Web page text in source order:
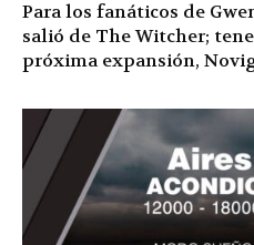
Para los fanáticos de
salió de The Witcher;
próxima expansión,